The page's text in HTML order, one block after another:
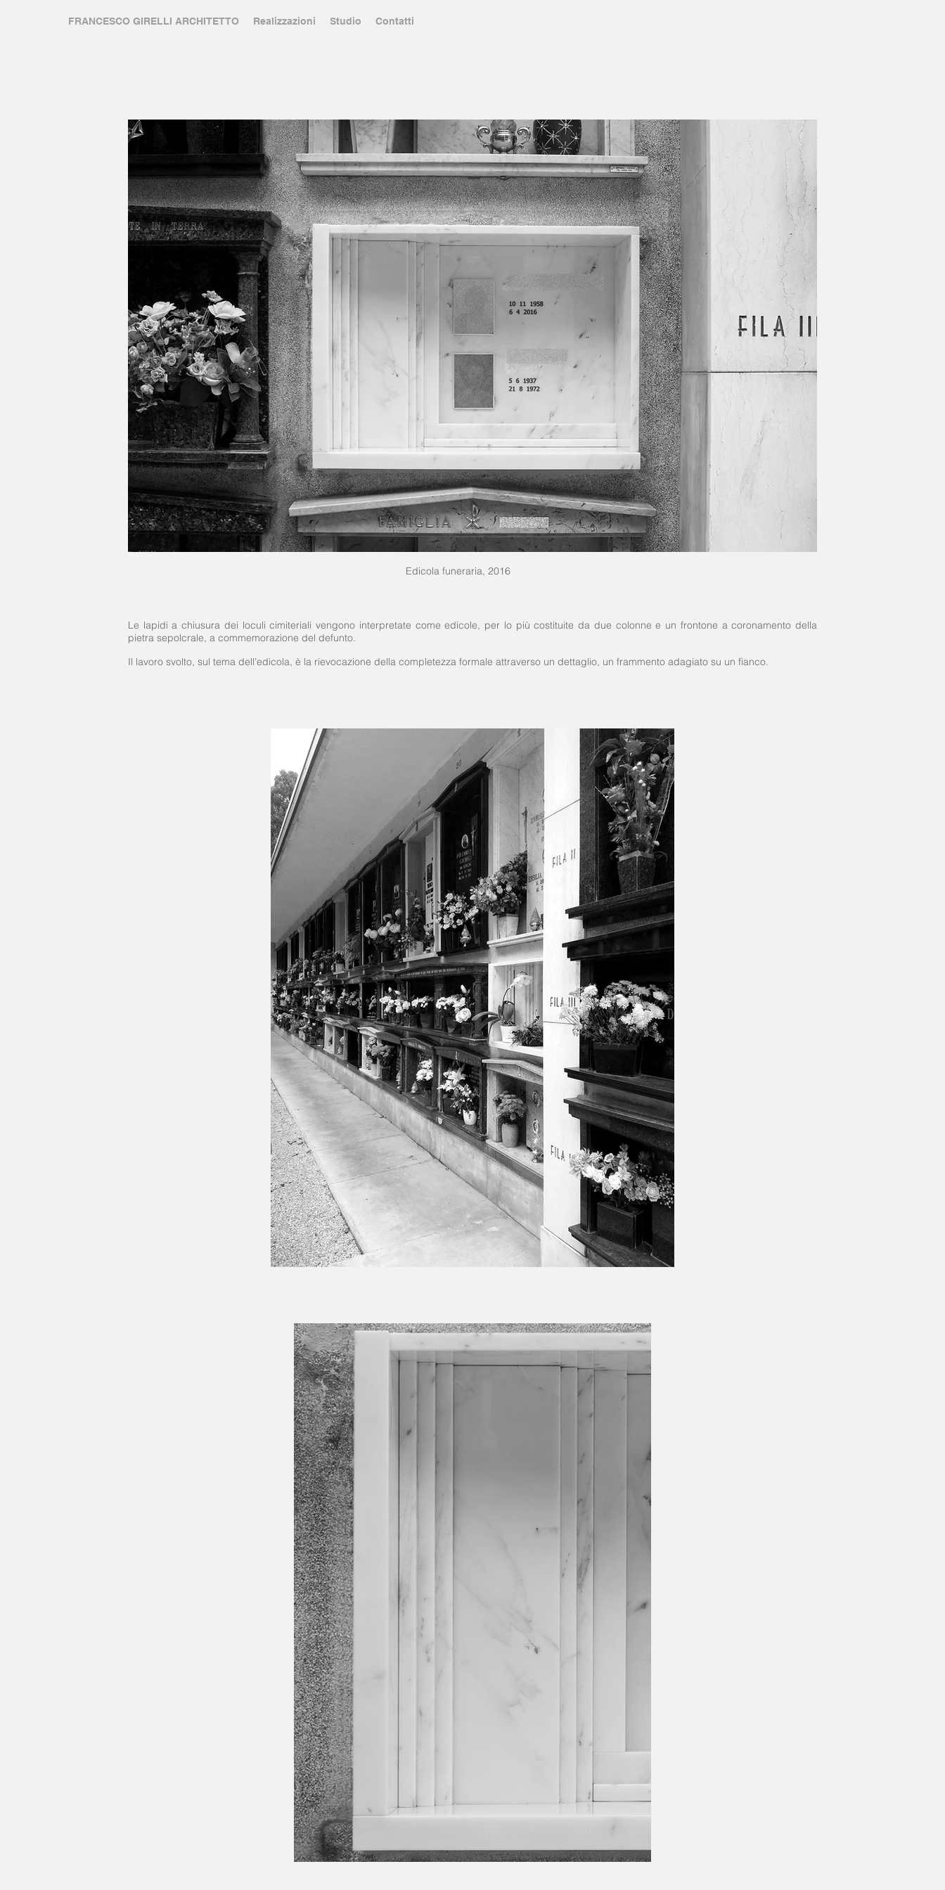
FRANCESCO GIRELLI ARCHITETTO Realizzazioni Studio Contatti
Edicola funeraria, 2016
Le lapidi a chiusura dei loculi cimiteriali vengono interpretate come edicole, per lo più costituite da due colonne e un frontone a coronamento della
pietra sepolcrale, a commemorazione del defunto.
Il lavoro svolto, sul tema dell’edicola, è la rievocazione della completezza formale attraverso un dettaglio, un frammento adagiato su un fianco.